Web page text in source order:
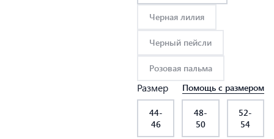
Черная лилия
Черный пейсли
Розовая пальма
Размер Помощь с размером
44-
46
48-
50
52-
54